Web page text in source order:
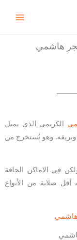
الكريمي الذي يميل
وبريقه. وهو يُستخرج من
ولكن في الاماكن الجافة
صلابة من الأنواع